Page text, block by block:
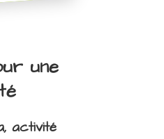
une
activité